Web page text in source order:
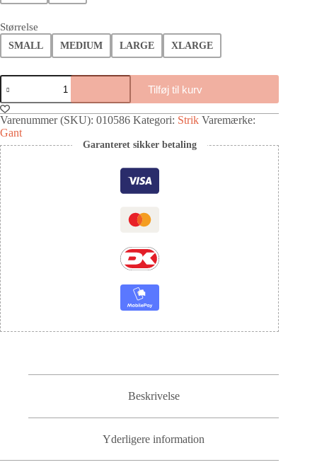
Størrelse
SMALL MEDIUM LARGE XLARGE
Tilføj til kurv
Varenummer (SKU): 010586 Kategori: Strik Varemærke:
Gant
Garanteret sikker betaling
Beskrivelse
Yderligere information